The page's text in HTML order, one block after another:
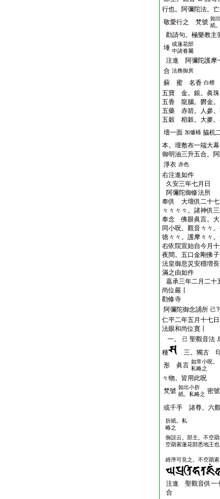
行也。阿彌陀法。
敬愛行之 梵號 如
紙
勸請句。極樂教主
埵 或蓮花部
中諸眷屬
注進 阿彌陀護摩
合 法務御房
蘇 蜜 名香 白檀
五寶 金。銀。眞珠
五香 龍腦。欝金。
五藥 赤箭。人參。
五穀 稻穀。大麥。
壇一面 加爐桶 脇机
本。壇敷布一端大
御明油三升五合。
淨衣 赤色
右注進如件
久安三年七月日
阿彌陀御修法所
奉供 大壇供二十七
々々々々。諸神供
奉念 佛眼眞言。大
同小呪。觀音々々
徳々々。護摩々々
右依院宣始自今月
夜間。五口金剛佛
法皇御息災安穩増
滿之由如件
嘉承三年二月二
尚位嚴丨
勸修寺
阿彌陀御念誦所 已
仁平二年五月十七
法眼和尚位寛丨
一。
已 聖觀音法
種
三。獨古 印
形 眞言 如常小呪。
私略之
々物。皆用此呪
梵號 如出小折
紙。私略之 密
或千手 諸尊。六
折紙。私
略之
御説云。部主。不空
空羂索蓮花部悉地王
經序可見之。不空羂
注進 聖觀音供一
合